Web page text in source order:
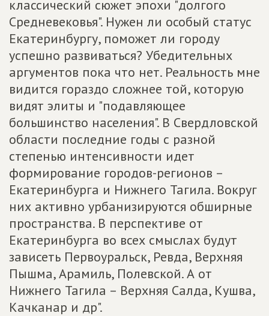
классический сюжет эпохи "долгого
Средневековья". Нужен ли особый статус
Екатеринбургу, поможет ли городу
успешно развиваться? Убедительных
аргументов пока что нет. Реальность мне
видится гораздо сложнее той, которую
видят элиты и "подавляющее
большинство населения". В Свердловской
области последние годы с разной
степенью интенсивности идет
формирование городов-регионов –
Екатеринбурга и Нижнего Тагила. Вокруг
них активно урбанизируются обширные
пространства. В перспективе от
Екатеринбурга во всех смыслах будут
зависеть Первоуральск, Ревда, Верхняя
Пышма, Арамиль, Полевской. А от
Нижнего Тагила – Верхняя Салда, Кушва,
Качканар и др".